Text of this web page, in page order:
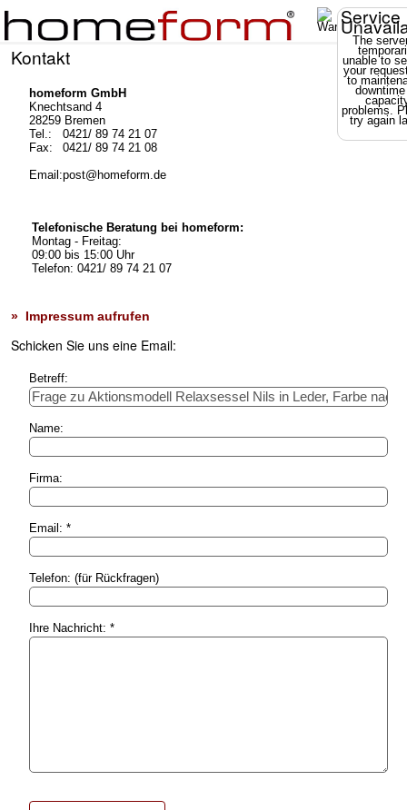
Service
The
unable to
your
to
problems.
try again
Kontakt
homeform GmbH
Knechtsand 4
28259 Bremen
Tel.:
0421/ 89 74 21 07
Fax:
0421/ 89 74 21 08
Email:post@homeform.de
Telefonische Beratung bei homeform:
Montag - Freitag:
09:00 bis 15:00 Uhr
Telefon: 0421/ 89 74 21 07
» Impressum aufrufen
Schicken Sie uns eine Email:
Betreff:
Name:
Firma:
Email: *
Telefon: (für Rückfragen)
Ihre Nachricht: *